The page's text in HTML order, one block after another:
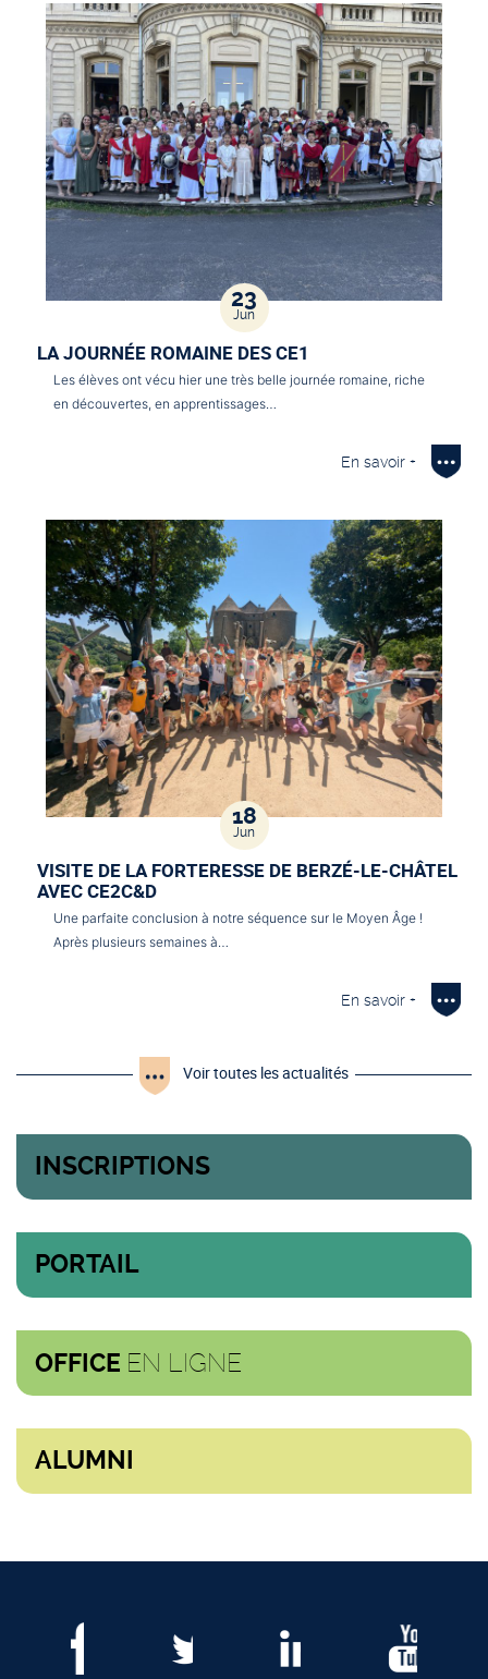
23
Jun
LA JOURNÉE ROMAINE DES CE1
Les élèves ont vécu hier une très belle journée romaine, riche
en découvertes, en apprentissages…
En savoir +
18
Jun
VISITE DE LA FORTERESSE DE BERZÉ-LE-CHÂTEL
AVEC CE2C&D
Une parfaite conclusion à notre séquence sur le Moyen Âge !
Après plusieurs semaines à…
En savoir +
Voir toutes les actualités
INSCRIPTIONS
PORTAIL
OFFICE EN LIGNE
ALUMNI